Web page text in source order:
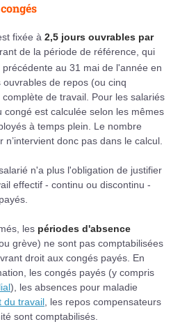
fixée à 2,5 jours ouvrables par
de la période de référence, qui
précédente au 31 mai de l'année en
ouvrables de repos (ou cinq
de travail. Pour les salariés
est calculée selon les mêmes
à temps plein. Le nombre
donc pas dans le calcul.
n'a plus l'obligation de justifier
effectif - continu ou discontinu -
les périodes d'absence
grève) ne sont pas comptabilisées
droit aux congés payés. En
les congés payés (y compris
), les absences pour maladie
du travail , les repos compensateurs
sont comptabilisés.